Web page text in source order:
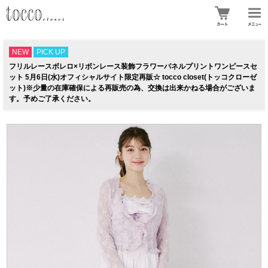
NEW
PICK UP
フリルレースボレロ×リボンレース装飾フラワーパネルプリントワンピースセ
ット 5月6日(水)オフィシャルサイト限定再販☆ tocco closet(トッコクローゼ
ット)※少量の在庫確保による再販売の為、交換は出来かねる場合がございま
す。予めご了承ください。